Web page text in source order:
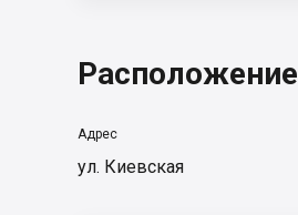
Расположение
Адрес
ул. Киевская